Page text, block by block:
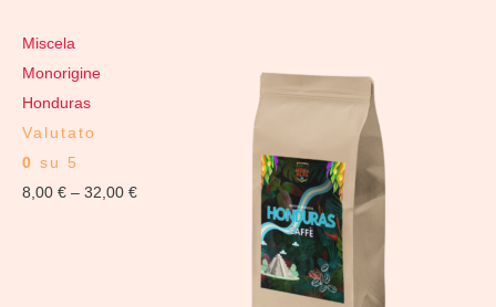
Miscela
Monorigine
Honduras
Valutato
0 su 5
8,00 € – 32,00 €